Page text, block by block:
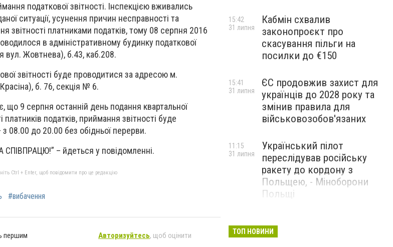
податкової звітності. Інспекцією вживались
ситуації, усунення причин несправності та
звітності платниками податків, тому 08 серпня 2016
в адміністративному будинку податкової
вул. Жовтнева), б.43, каб.208.
звітності буде проводитися за адресою м.
б. 76, секція № 6.
що 9 серпня останній день подання квартальної
платників податків, приймання звітності буде
08.00 до 20.00 без обідньої перерви.
– йдеться у повідомленні.
Ctrl + Enter, щоб повідомити про це редакцію
#вибачення
першим Авторизуйтесь, щоб оцінити
Кабмін схвалив
законопроєкт про
скасування пільги на
посилки до €150
15:42
31 липня
ЄС продовжив захист для
українців до 2028 року та
змінив правила для
військовозобов'язаних
15:41
31 липня
Український пілот
переслідував російську
ракету до кордону з
Польщею, - Міноборони
Польщі
11:15
31 липня
ракетну атаку Ірану та
29 липня
ТОП НОВИНИ